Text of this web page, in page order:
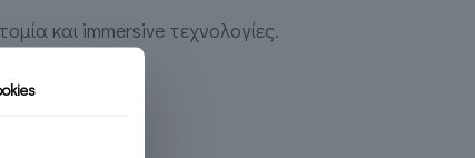
και immersive τεχνολογίες.